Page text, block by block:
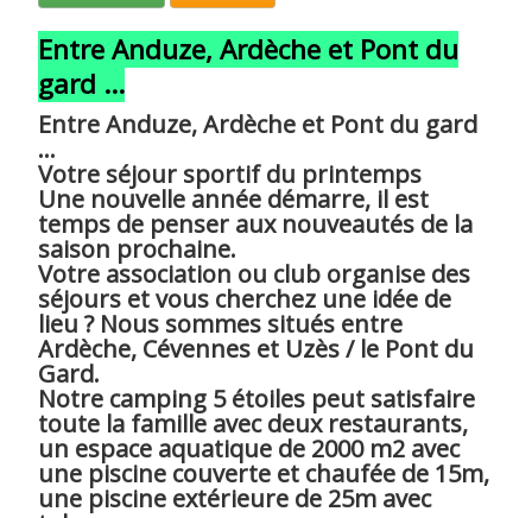
Entre Anduze, Ardèche et Pont du
gard ...
Entre Anduze, Ardèche et Pont du gard
...
Votre séjour sportif du printemps
Une nouvelle année démarre, il est
temps de penser aux nouveautés de la
saison prochaine.
Votre association ou club organise des
séjours et vous cherchez une idée de
lieu ? Nous sommes situés entre
Ardèche, Cévennes et Uzès / le Pont du
Gard.
Notre camping 5 étoiles peut satisfaire
toute la famille avec deux restaurants,
un espace aquatique de 2000 m2 avec
une piscine couverte et chaufée de 15m,
une piscine extérieure de 25m avec